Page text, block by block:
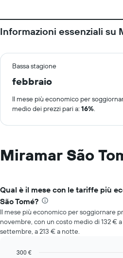
Informazioni essenziali su
Bassa stagione
febbraio
Il mese più economico per
medio dei prezzi pari a: 16%.
Miramar São
Qual è il mese con le tariffe più
São Tomé?
Il mese più economico per soggiornare
novembre, con un costo medio di 132 €
settembre, a 213 € a notte.
300 €